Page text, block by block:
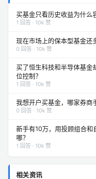
买基金只看历史收益为什么
1 回答 · 10k 赞
现在市场上的保本型基金还
0 回答 · 10k 赞
买了恒生科技和半导体基金
位控制？
1 回答 · 10k 赞
我想开户买基金，哪家券商
0 回答 · 10k 赞
新手有10万，用投顾组合
哪？
1 回答 · 10k 赞
相关资讯